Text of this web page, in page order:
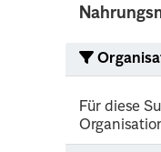
Für diese